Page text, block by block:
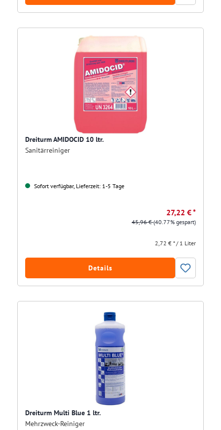
Dreiturm AMIDOCID 10 ltr.
Sanitärreiniger
Sofort verfügbar, Lieferzeit: 1-5 Tage
27,22 € *
45,96 €(40.77% gespart)
2,72 € * / 1 Liter
Details
Dreiturm Multi Blue 1 ltr.
Mehrzweck-Reiniger